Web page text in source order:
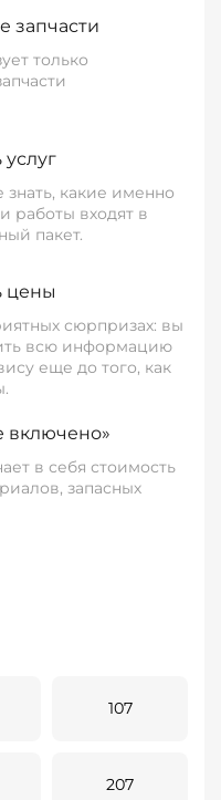
запчасти
только
знать, какие именно
работы входят в
пакет.
цены
сюрпризах: вы
всю информацию
еще до того, как
включено»
в себя стоимость
запасных
107
207